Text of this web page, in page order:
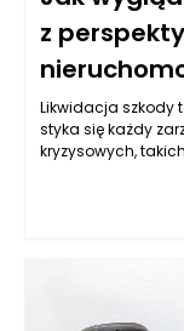
z
Likwidacja szkody
styka się każdy
kryzysowych,
skrupulatności,
obowiązujących